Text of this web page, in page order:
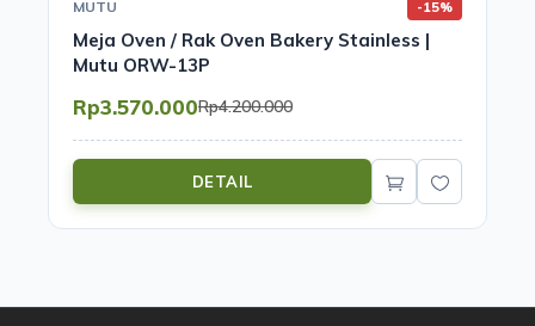
MUTU -15%
Meja Oven / Rak Oven Bakery Stainless |
Mutu ORW-13P
Rp3.570.000Rp4.200.000
DETAIL